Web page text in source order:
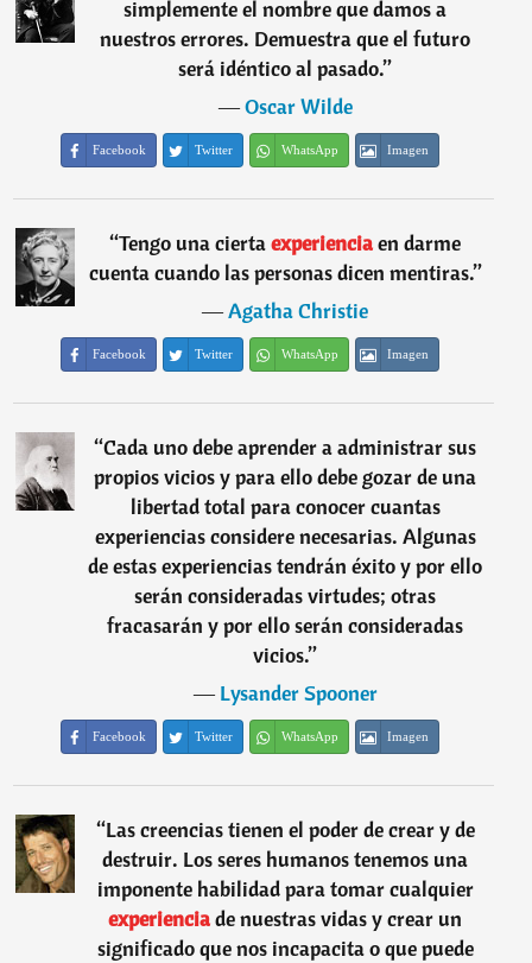
simplemente el nombre que damos a
nuestros errores. Demuestra que el futuro
será idéntico al pasado.”
―Oscar Wilde
Facebook Twitter WhatsApp Imagen
“Tengo una ciertaexperienciaen darme
cuenta cuando las personas dicen mentiras.”
―Agatha Christie
Facebook Twitter WhatsApp Imagen
“Cada uno debe aprender a administrar sus
propios vicios y para ello debe gozar de una
libertad total para conocer cuantas
experiencias considere necesarias. Algunas
de estas experiencias tendrán éxito y por ello
serán consideradas virtudes; otras
fracasarán y por ello serán consideradas
vicios.”
―Lysander Spooner
Facebook Twitter WhatsApp Imagen
“Las creencias tienen el poder de crear y de
destruir. Los seres humanos tenemos una
imponente habilidad para tomar cualquier
experienciade nuestras vidas y crear un
significado que nos incapacita o que puede